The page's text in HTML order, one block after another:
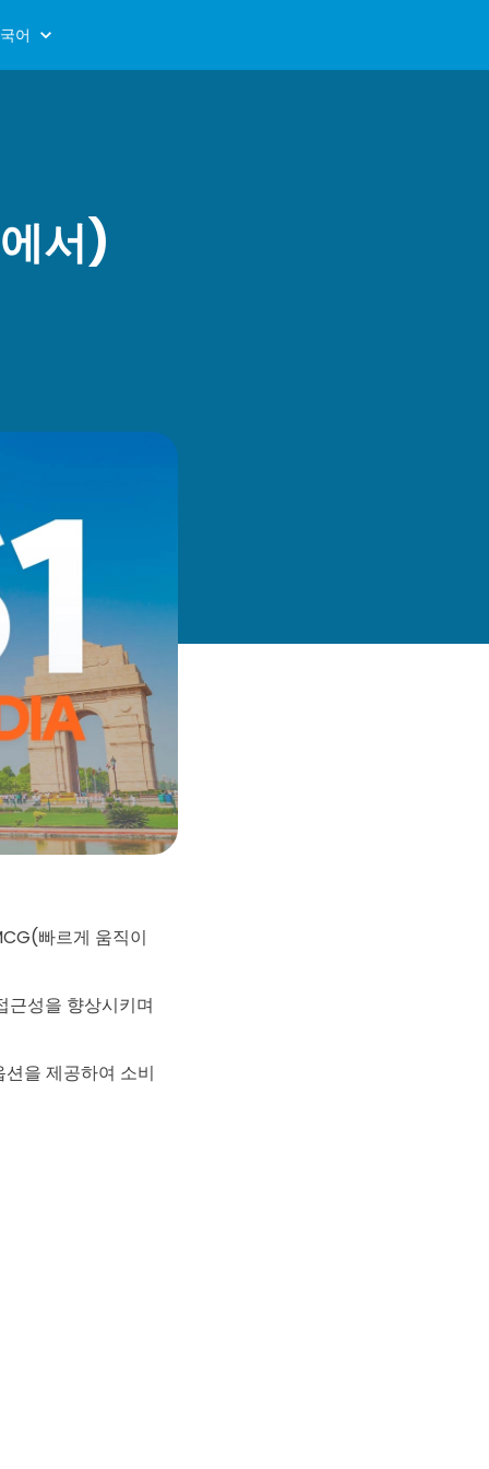
어
서)
빠르게 움직이
근성을 향상시키며
을 제공하여 소비